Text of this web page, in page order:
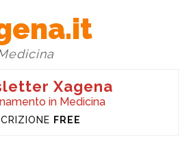
Xagena
in Medicina
FREE